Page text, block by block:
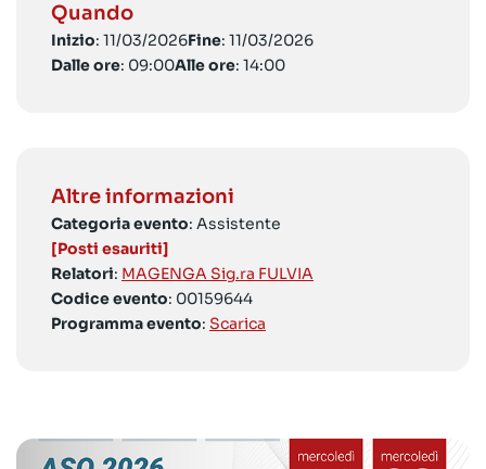
Quando
Inizio: 11/03/2026Fine: 11/03/2026
Dalle ore: 09:00Alle ore: 14:00
Altre informazioni
Categoria evento: Assistente
[Posti esauriti]
Relatori: MAGENGA Sig.ra FULVIA
Codice evento: 00159644
Programma evento: Scarica